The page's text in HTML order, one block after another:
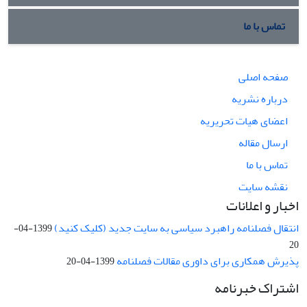
تماس با ما
صفحه اصلی
درباره نشریه
اعضای هیات تحریریه
ارسال مقاله
تماس با ما
نقشه سایت
اخبار و اعلانات
انتقال فصلنامه راهبرد سیاسی به سایت جدید (کلیک کنید)
1399-04-
20
پذیرش همکاری برای داوری مقالات فصلنامه1399-04-20
اشتراک خبرنامه